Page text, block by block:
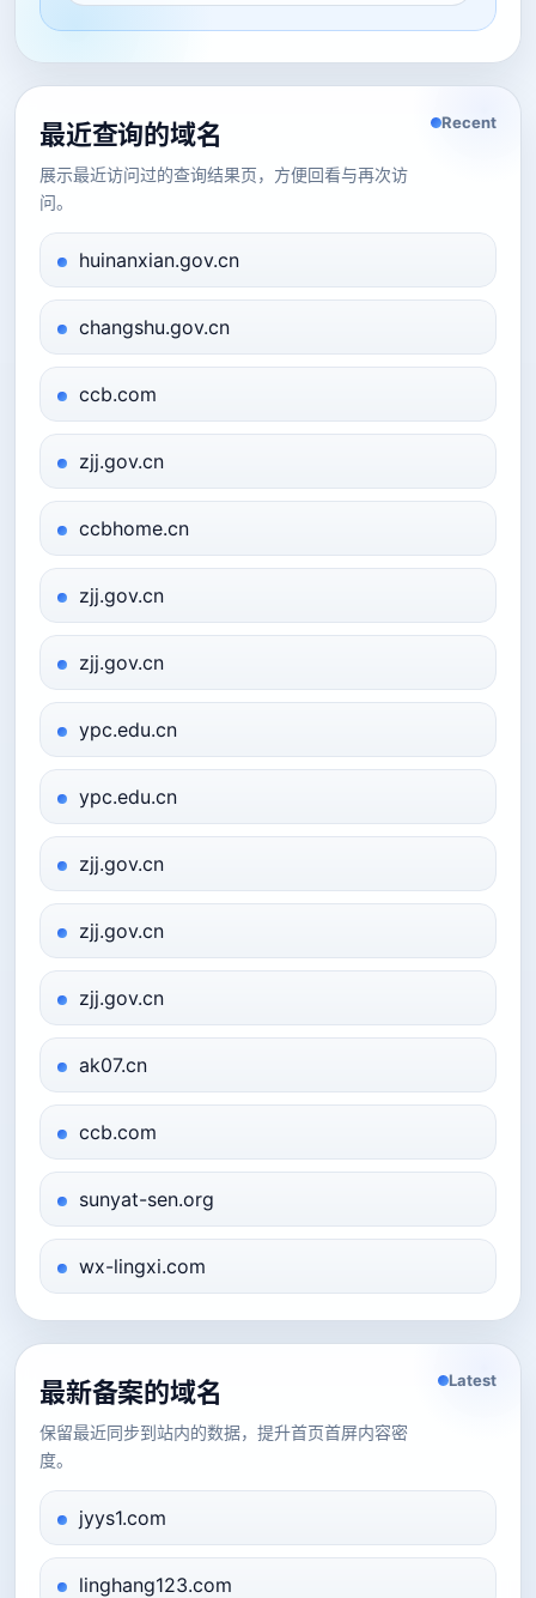
最近查询的域名
展示最近访问过的查询结果页，方便回看与再次访
问。
Recent
huinanxian.gov.cn
changshu.gov.cn
ccb.com
zjj.gov.cn
ccbhome.cn
zjj.gov.cn
zjj.gov.cn
ypc.edu.cn
ypc.edu.cn
zjj.gov.cn
zjj.gov.cn
zjj.gov.cn
ak07.cn
ccb.com
sunyat-sen.org
wx-lingxi.com
最新备案的域名
保留最近同步到站内的数据，提升首页首屏内容密
度。
Latest
jyys1.com
linghang123.com